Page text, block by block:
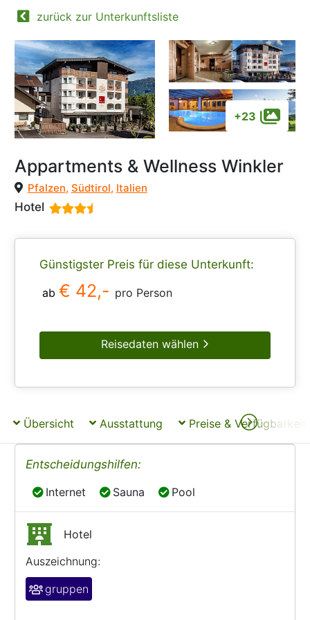
zurück zur Unterkunftsliste
+23
Appartments & Wellness Winkler
Pfalzen, Südtirol, Italien
Hotel
Günstigster Preis für diese Unterkunft:
ab € 42,- pro Person
Reisedaten wählen
Übersicht Ausstattung Preise & Verfügbarkeit
Entscheidungshilfen:
Internet
Internet Sauna
Sauna Pool
Pool
Hotel
Auszeichnung:
gruppen